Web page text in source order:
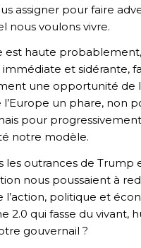
assigner pour faire
nous voulons vivre.
est haute probablement,
et sidérante,
une opportunité de
l’Europe un phare, non
pour
notre modèle.
les outrances de Trump
nous poussaient à
l’action, politique et
2.0 qui fasse du vivant,
gouvernail ?